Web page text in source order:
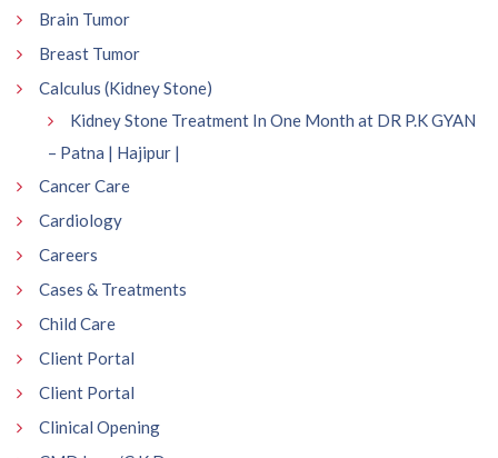
Brain Tumor
Breast Tumor
Calculus (Kidney Stone)
Kidney Stone Treatment In One Month at DR P.K GYAN
– Patna | Hajipur |
Cancer Care
Cardiology
Careers
Cases & Treatments
Child Care
Client Portal
Client Portal
Clinical Opening